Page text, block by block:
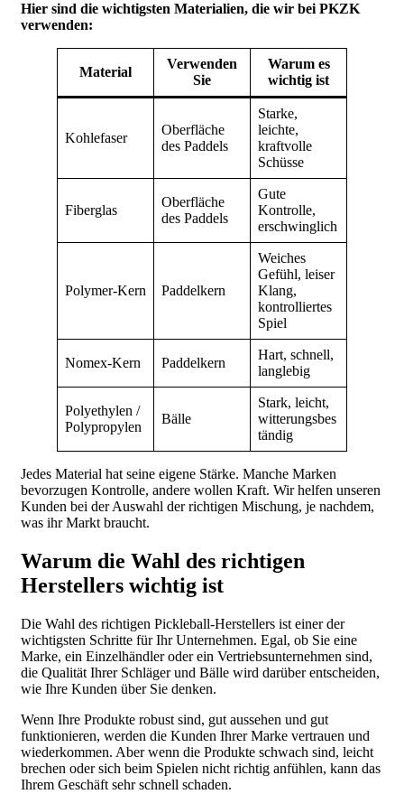
Hier sind die wichtigsten Materialien, die wir bei PKZK
verwenden:
Material
Verwenden
Sie
Warum es
wichtig ist
Kohlefaser
Oberfläche
des Paddels
Starke,
leichte,
kraftvolle
Schüsse
Fiberglas
Oberfläche
des Paddels
Gute
Kontrolle,
erschwinglich
Polymer-Kern Paddelkern
Weiches
Gefühl, leiser
Klang,
kontrolliertes
Spiel
Nomex-Kern Paddelkern
Hart, schnell,
langlebig
Polyethylen /
Polypropylen
Bälle
Stark, leicht,
witterungsbes
tändig
Jedes Material hat seine eigene Stärke. Manche Marken
bevorzugen Kontrolle, andere wollen Kraft. Wir helfen unseren
Kunden bei der Auswahl der richtigen Mischung, je nachdem,
was ihr Markt braucht.
Warum die Wahl des richtigen
Herstellers wichtig ist
Die Wahl des richtigen Pickleball-Herstellers ist einer der
wichtigsten Schritte für Ihr Unternehmen. Egal, ob Sie eine
Marke, ein Einzelhändler oder ein Vertriebsunternehmen sind,
die Qualität Ihrer Schläger und Bälle wird darüber entscheiden,
wie Ihre Kunden über Sie denken.
Wenn Ihre Produkte robust sind, gut aussehen und gut
funktionieren, werden die Kunden Ihrer Marke vertrauen und
wiederkommen. Aber wenn die Produkte schwach sind, leicht
brechen oder sich beim Spielen nicht richtig anfühlen, kann das
Ihrem Geschäft sehr schnell schaden.